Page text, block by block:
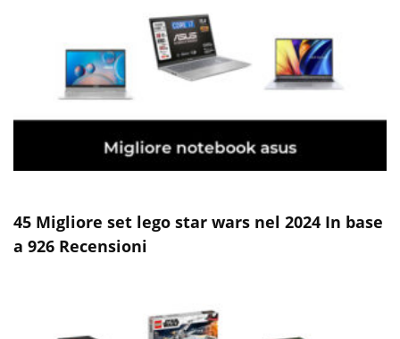
45 Migliore set lego star wars nel 2024 In base
a 926 Recensioni